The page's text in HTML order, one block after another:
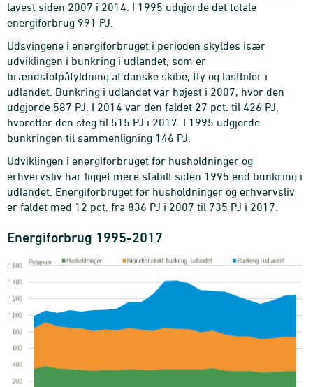
lavest siden 2007 i 2014. I 1995 udgjorde det totale
energiforbrug 991 PJ.
Udsvingene i energiforbruget i perioden skyldes især
udviklingen i bunkring i udlandet, som er
brændstofpåfyldning af danske skibe, fly og lastbiler i
udlandet. Bunkring i udlandet var højest i 2007, hvor den
udgjorde 587 PJ. I 2014 var den faldet 27 pct. til 426 PJ,
hvorefter den steg til 515 PJ i 2017. I 1995 udgjorde
bunkringen til sammenligning 146 PJ.
Udviklingen i energiforbruget for husholdninger og
erhvervsliv har ligget mere stabilt siden 1995 end bunkring i
udlandet. Energiforbruget for husholdninger og erhvervsliv
er faldet med 12 pct. fra 836 PJ i 2007 til 735 PJ i 2017.
Energiforbrug 1995-2017